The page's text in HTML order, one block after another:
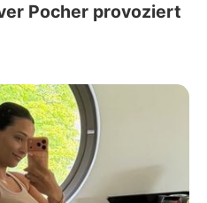
Pocher provoziert